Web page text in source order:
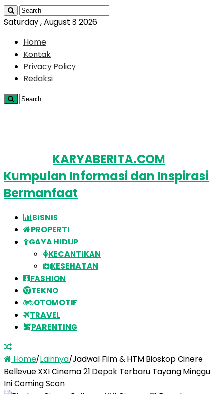
Saturday , August 8 2026
Home
Kontak
Privacy Policy
Redaksi
KARYABERITA.COM
Kumpulan Informasi dan Inspirasi
Bermanfaat
BISNIS
PROPERTI
GAYA HIDUP
KECANTIKAN
KESEHATAN
FASHION
TEKNO
OTOMOTIF
TRAVEL
PARENTING
Home/Lainnya/Jadwal Film & HTM Bioskop Cinere
Bellevue XXI Cinema 21 Depok Terbaru Tayang Minggu
Ini Coming Soon